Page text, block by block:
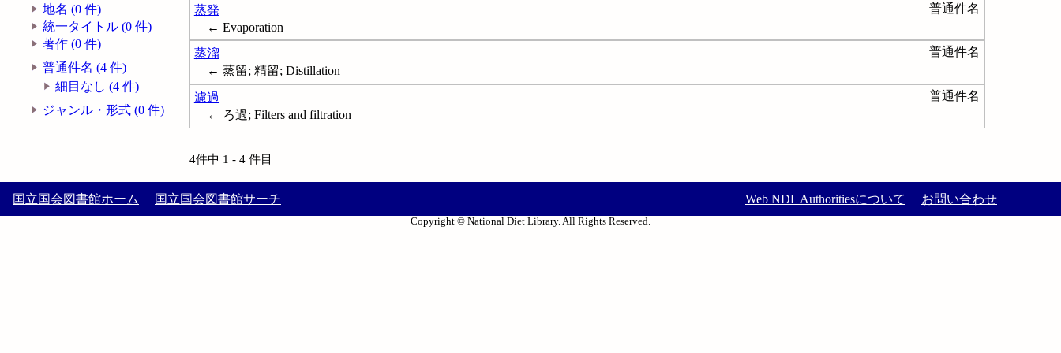
地名 (0 件)
統一タイトル (0 件)
著作 (0 件)
普通件名 (4 件)
細目なし (4 件)
ジャンル・形式 (0 件)
蒸発
普通件名
← Evaporation
蒸溜
普通件名
← 蒸留; 精留; Distillation
濾過
普通件名
← ろ過; Filters and filtration
4件中 1 - 4 件目
国立国会図書館ホーム 国立国会図書館サーチ Web NDL Authoritiesについて お問い合わせ
Copyright © National Diet Library. All Rights Reserved.